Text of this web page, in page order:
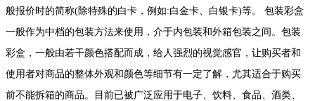
般报价时的简称(除特殊的白卡，例如:白金卡、白银卡)等。 包装彩盒
一般作为中档的包装方法来使用，介于内包装和外箱包装之间。包装
彩盒，一般由若干颜色搭配而成，给人强烈的视觉感官，让购买者和
使用者对商品的整体外观和颜色等细节有一定了解，尤其适合于购买
前不能拆箱的商品。目前已被广泛应用于电子、饮料、食品、酒类、